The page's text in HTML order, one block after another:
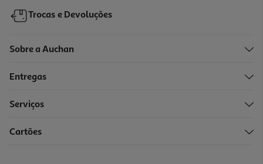
Trocas e Devoluções
Sobre a Auchan
Entregas
Serviços
Cartões